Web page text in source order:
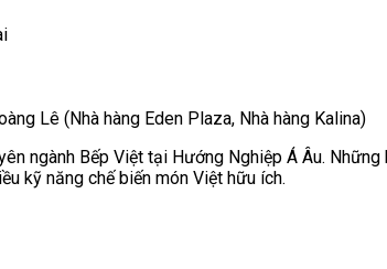
Lê (Nhà hàng Eden Plaza, Nhà hàng Kalina)
ngành Bếp Việt tại Hướng Nghiệp Á Âu.
kỹ năng chế biến món Việt hữu ích.